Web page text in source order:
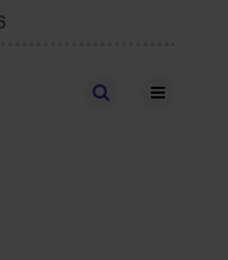
Stellen finden